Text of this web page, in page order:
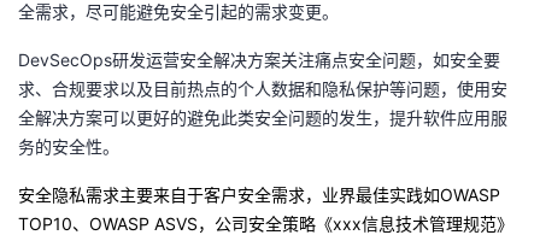
全需求，尽可能避免安全引起的需求变更。
DevSecOps研发运营安全解决方案关注痛点安全问题，如安全要
求、合规要求以及目前热点的个人数据和隐私保护等问题，使用安
全解决方案可以更好的避免此类安全问题的发生，提升软件应用服
务的安全性。
安全隐私需求主要来自于客户安全需求， 业界最佳实践如OWASP
TOP10、OWASP ASVS， 公司安全策略 《xxx信息技术管理规范》